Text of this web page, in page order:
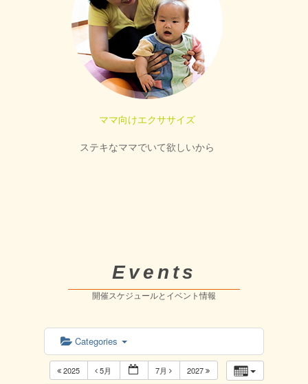
ママ向けエクササイズ
ステキなママでいて欲しいから
Events
開催スケジュールとイベント情報
Categories
2025 5月 7月 2027